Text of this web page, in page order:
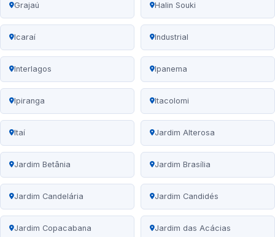
Grajaú Halin Souki
Icaraí Industrial
Interlagos Ipanema
Ipiranga Itacolomi
Itaí Jardim Alterosa
Jardim Betânia Jardim Brasília
Jardim Candelária Jardim Candidés
Jardim Copacabana Jardim das Acácias